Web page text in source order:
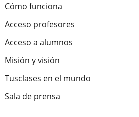
Cómo funciona
Acceso profesores
Acceso a alumnos
Misión y visión
Tusclases en el mundo
Sala de prensa